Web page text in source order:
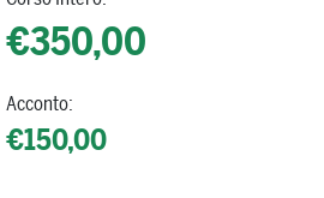
€350,00
Acconto:
€150,00